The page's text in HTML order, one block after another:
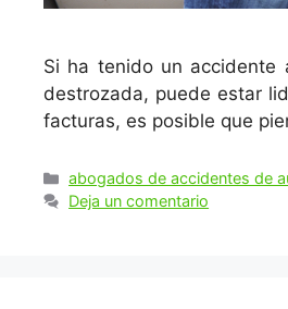
Si ha tenido un accidente
destrozada, puede estar
facturas, es posible que
Categorías
abogados de accidentes de
Deja un comentario